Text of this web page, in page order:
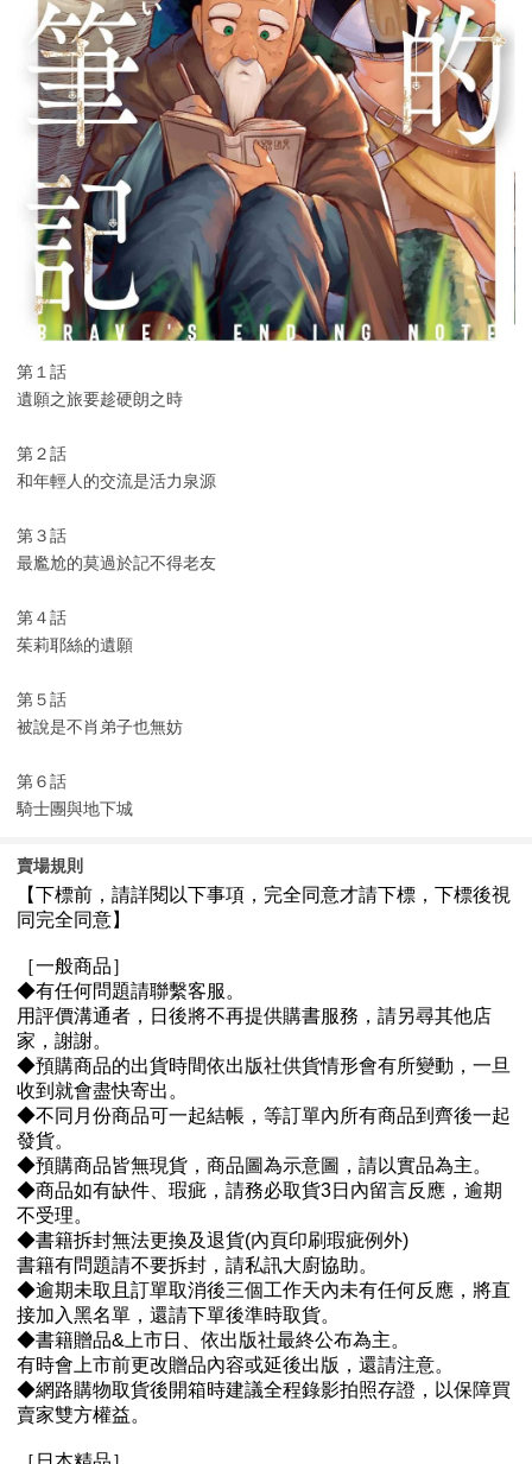
第１話
遺願之旅要趁硬朗之時
第２話
和年輕人的交流是活力泉源
第３話
最尷尬的莫過於記不得老友
第４話
茱莉耶絲的遺願
第５話
被說是不肖弟子也無妨
第６話
騎士團與地下城
賣場規則